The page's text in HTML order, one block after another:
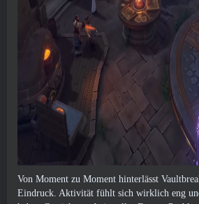
Von Moment zu Moment hinterlässt
Eindruck. Aktivität fühlt sich wirklich eng